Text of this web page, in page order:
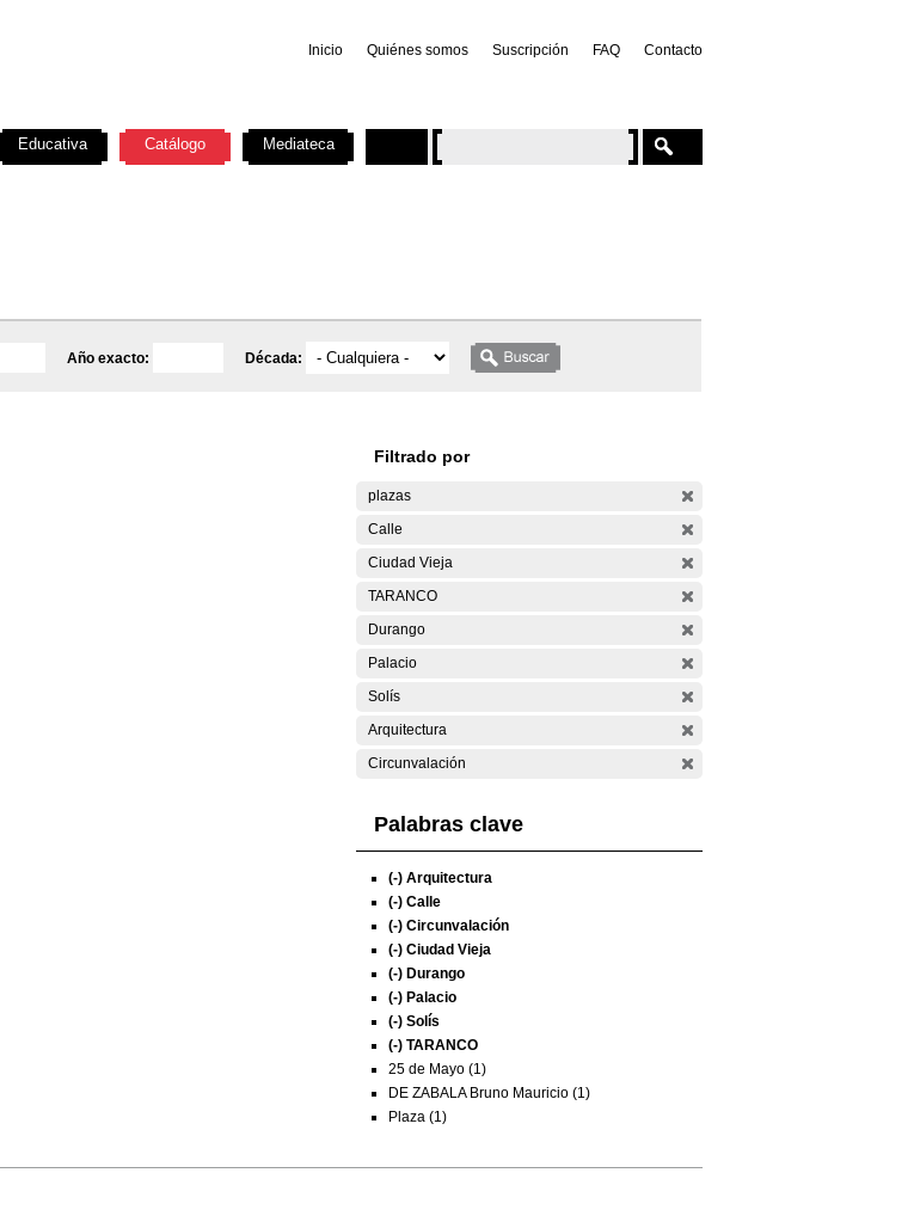
Inicio Quiénes somos Suscripción FAQ Contacto
Año exacto: Década:
Filtrado por
plazas
Calle
Ciudad Vieja
TARANCO
Durango
Palacio
Solís
Arquitectura
Circunvalación
Palabras clave
(-) Arquitectura
(-) Calle
(-) Circunvalación
(-) Ciudad Vieja
(-) Durango
(-) Palacio
(-) Solís
(-) TARANCO
25 de Mayo (1)
DE ZABALA Bruno Mauricio (1)
Plaza (1)
Educativa Catálogo Mediateca